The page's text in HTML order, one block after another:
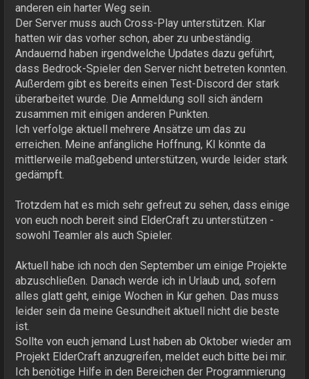
anderen ein harter Weg sein.
Der Server muss auch Cross-Play unterstützen. Klar
hatten wir das vorher schon, aber zu unbeständig.
Andauernd haben irgendwelche Updates dazu geführt,
dass Bedrock-Spieler den Server nicht betreten konnten.
Außerdem gibt es bereits einen Test-Discord der stark
überarbeitet wurde. Die Anmeldung soll sich ändern
zusammen mit einigen anderen Punkten.
Ich verfolge aktuell mehrere Ansätze um das zu
erreichen. Meine anfängliche Hoffnung, KI könnte da
mittlerweile maßgebend unterstützen, wurde leider stark
gedämpft.
Trotzdem hat es mich sehr gefreut zu sehen, dass einige
von euch noch bereit sind ElderCraft zu unterstützen -
sowohl Teamler als auch Spieler.
Aktuell habe ich noch den September um einige Projekte
abzuschließen. Danach werde ich in Urlaub und, sofern
alles glatt geht, einige Wochen in Kur gehen. Das muss
leider sein da meine Gesundheit aktuell nicht die beste
ist.
Sollte von euch jemand Lust haben ab Oktober wieder am
Projekt ElderCraft anzugreifen, meldet euch bitte bei mir.
Ich benötige Hilfe in den Bereichen der Programmierung